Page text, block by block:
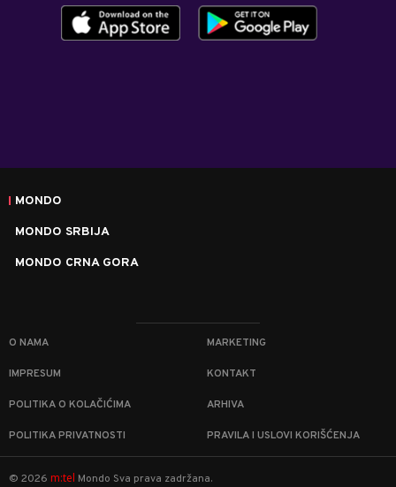
MONDO
MONDO SRBIJA
MONDO CRNA GORA
O NAMA MARKETING
IMPRESUM KONTAKT
POLITIKA O KOLAČIĆIMA ARHIVA
POLITIKA PRIVATNOSTI PRAVILA I USLOVI KORIŠĆENJA
© 2026 m:tel Mondo Sva prava zadržana.